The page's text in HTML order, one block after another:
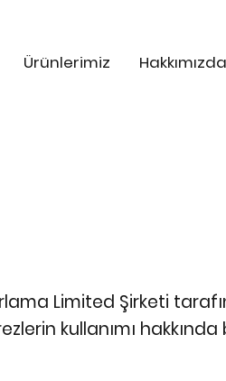
Ürünlerimiz Hakkımızda
Limited Şirketi
kullanımı